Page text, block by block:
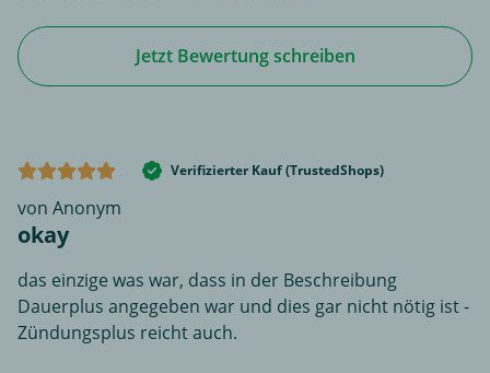
Jetzt Bewertung schreiben
Verifizierter Kauf (TrustedShops)
von Anonym
okay
das einzige was war, dass in der Beschreibung
Dauerplus angegeben war und dies gar nicht nötig ist -
Zündungsplus reicht auch.